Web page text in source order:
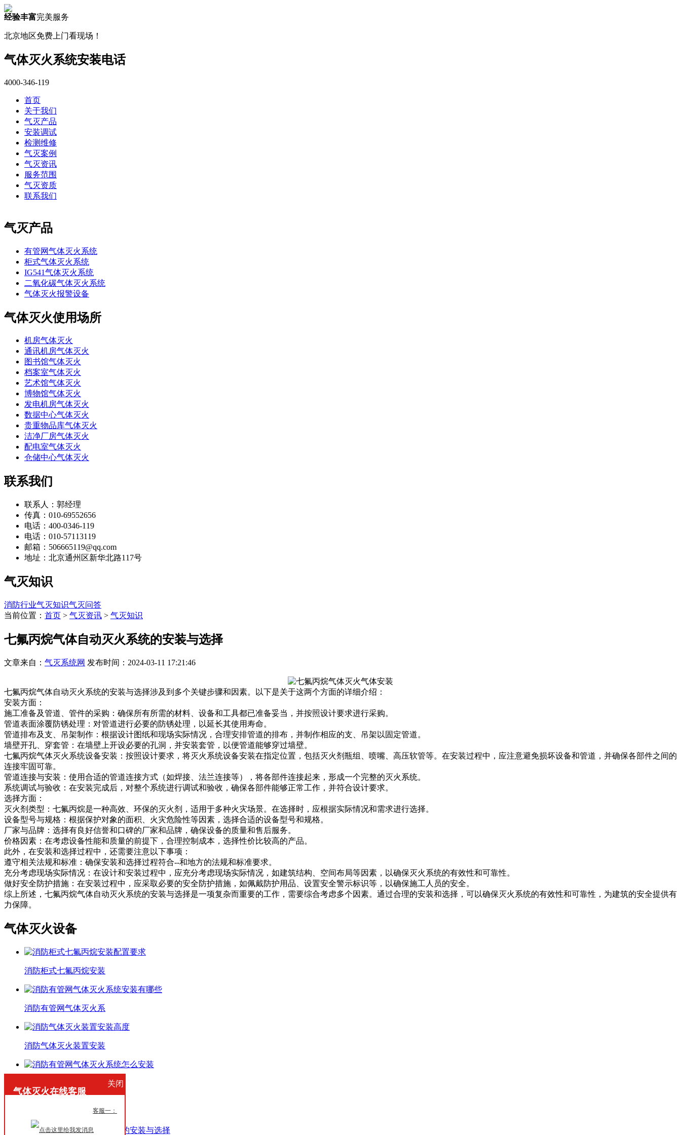
经验丰富完美服务
北京地区免费上门看现场！
气体灭火系统安装电话
4000-346-119
首页
关于我们
气灭产品
安装调试
检测维修
气灭案例
气灭资讯
服务范围
气灭资质
联系我们
气灭产品
有管网气体灭火系统
柜式气体灭火系统
IG541气体灭火系统
二氧化碳气体灭火系统
气体灭火报警设备
气体灭火使用场所
机房气体灭火
通讯机房气体灭火
图书馆气体灭火
档案室气体灭火
艺术馆气体灭火
博物馆气体灭火
发电机房气体灭火
数据中心气体灭火
贵重物品库气体灭火
洁净厂房气体灭火
配电室气体灭火
仓储中心气体灭火
联系我们
联系人：郭经理
传真：010-69552656
电话：400-0346-119
电话：010-57113119
邮箱：506665119@qq.com
地址：北京通州区新华北路117号
气灭知识
消防行业气灭知识气灭问答
当前位置： 首页 > 气灭资讯 > 气灭知识
七氟丙烷气体自动灭火系统的安装与选择
文章来自： 气灭系统网 发布时间：2024-03-11 17:21:46
七氟丙烷气体自动灭火系统的安装与选择涉及到多个关键步骤和因素。以下是关于这两个方面的详细介绍：
安装方面：
施工准备及管道、管件的采购：确保所有所需的材料、设备和工具都已准备妥当，并按照设计要求进行采购。
管道表面涂覆防锈处理：对管道进行必要的防锈处理，以延长其使用寿命。
管道排布及支、吊架制作：根据设计图纸和现场实际情况，合理安排管道的排布，并制作相应的支、吊架以固定管道。
墙壁开孔、穿套管：在墙壁上开设必要的孔洞，并安装套管，以便管道能够穿过墙壁。
七氟丙烷气体灭火系统设备安装：按照设计要求，将灭火系统设备安装在指定位置，包括灭火剂瓶组、喷嘴、高压软管等。在安装过程中，应注意避免损坏设备和管道，并确保各部件之间的
连接牢固可靠。
管道连接与安装：使用合适的管道连接方式（如焊接、法兰连接等），将各部件连接起来，形成一个完整的灭火系统。
系统调试与验收：在安装完成后，对整个系统进行调试和验收，确保各部件能够正常工作，并符合设计要求。
选择方面：
灭火剂类型：七氟丙烷是一种高效、环保的灭火剂，适用于多种火灾场景。在选择时，应根据实际情况和需求进行选择。
设备型号与规格：根据保护对象的面积、火灾危险性等因素，选择合适的设备型号和规格。
厂家与品牌：选择有良好信誉和口碑的厂家和品牌，确保设备的质量和售后服务。
价格因素：在考虑设备性能和质量的前提下，合理控制成本，选择性价比较高的产品。
此外，在安装和选择过程中，还需要注意以下事项：
遵守相关法规和标准：确保安装和选择过程符合--和地方的法规和标准要求。
充分考虑现场实际情况：在设计和安装过程中，应充分考虑现场实际情况，如建筑结构、空间布局等因素，以确保灭火系统的有效性和可靠性。
做好安全防护措施：在安装过程中，应采取必要的安全防护措施，如佩戴防护用品、设置安全警示标识等，以确保施工人员的安全。
综上所述，七氟丙烷气体自动灭火系统的安装与选择是一项复杂而重要的工作，需要综合考虑多个因素。通过合理的安装和选择，可以确保灭火系统的有效性和可靠性，为建筑的安全提供有
力保障。
气体灭火设备
消防柜式七氟丙烷安装
消防有管网气体灭火系
消防气体灭火装置安装
七氟丙烷气体自动灭火系统的安装与选择
气体灭火在线客服
关闭
客服一：
客